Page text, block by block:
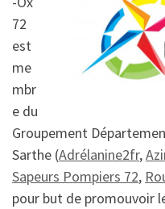
72
est
me
mbr
e du
Groupement
Sarthe (Adrélanine2fr,
Sapeurs Pompiers 72,
pour but de promouvoir